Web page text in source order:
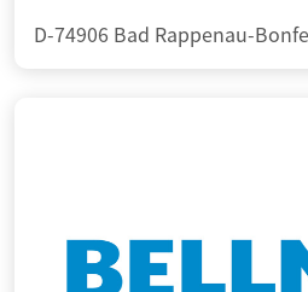
D-74906 Bad Rappenau-